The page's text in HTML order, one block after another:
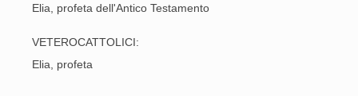
Elia, profeta dell'Antico Testamento
VETEROCATTOLICI:
Elia, profeta